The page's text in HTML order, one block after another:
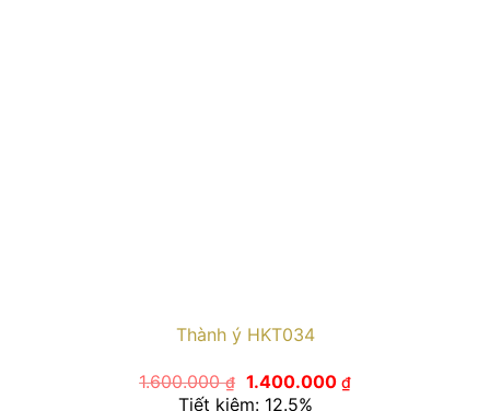
Thành ý HKT034
1.600.000₫ Giá
gốc
1.400.000 ₫Giá
hiện
Tiết kiệm: 12.5%